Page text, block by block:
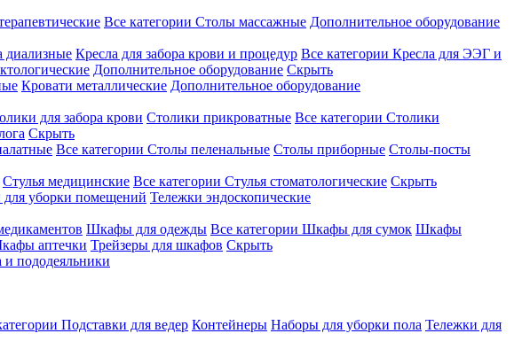
Все категории Столы массажные Дополнительное оборудование
диализные Кресла для забора крови и процедур Все категории Кресла для ЭЭГ и
Дополнительное оборудование Скрыть
Кровати металлические Дополнительное оборудование
для забора крови Столики прикроватные Все категории Столики
Скрыть
Все категории Столы пеленальные Столы приборные Столы-посты
Стулья медицинские Все категории Стулья стоматологические Скрыть
для уборки помещений Тележки эндоскопические
Шкафы для одежды Все категории Шкафы для сумок Шкафы
аптечки Трейзеры для шкафов Скрыть
и пододеяльники
Подставки для ведер Контейнеры Наборы для уборки пола Тележки для